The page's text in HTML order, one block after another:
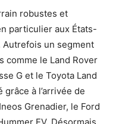
robustes et
particulier aux États-
Autrefois un segment
comme le Land Rover
G et le Toyota Land
à l’arrivée de
Grenadier, le Ford